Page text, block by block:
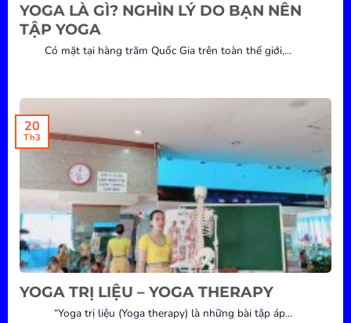
YOGA LÀ GÌ? NGHÌN LÝ DO BẠN NÊN
TẬP YOGA
Có mặt tại hàng trăm Quốc Gia trên toàn thế giới,...
YOGA TRỊ LIỆU – YOGA THERAPY
“Yoga trị liệu (Yoga therapy) là những bài tập áp...
20
Th3